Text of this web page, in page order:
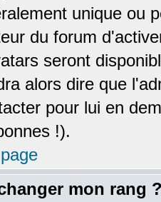
unique ou
du forum
seront
alors dire que
pour lui en
!).
mon rang